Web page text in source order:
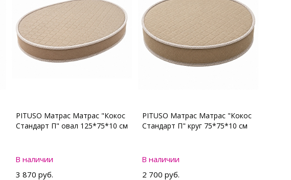
PITUSO Матрас Матрас "Кокос
Стандарт П" овал 125*75*10 см
В наличии
3 870 руб.
PITUSO Матрас Матрас "Кокос
Стандарт П" круг 75*75*10 см
В наличии
2 700 руб.